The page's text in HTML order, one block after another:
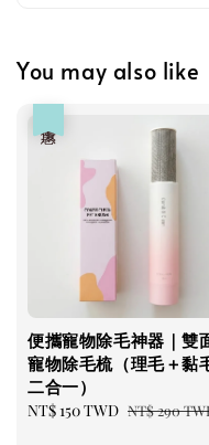
美國有機貓草毛
NT$ 300 TWD
You may also like
便攜寵物除毛神器｜雙
寵物除毛梳（理毛＋黏
二合一）
Sale
NT$ 150 TWD Regular
NT$ 290